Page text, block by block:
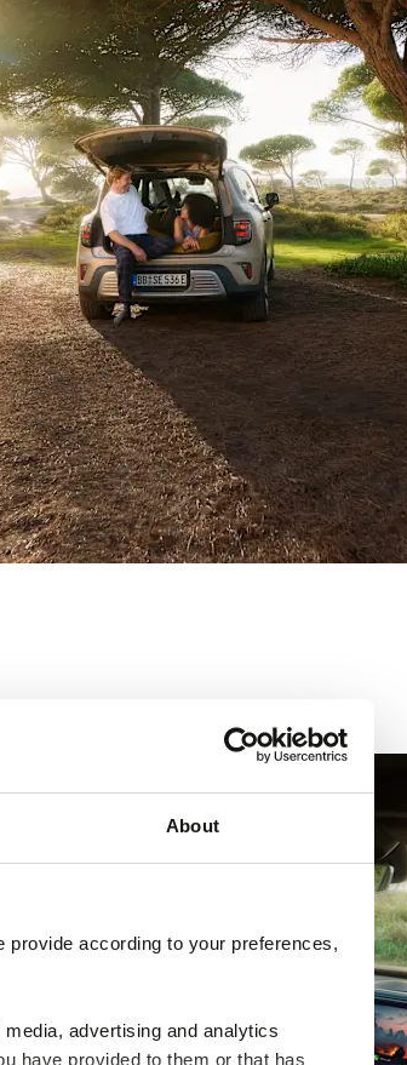
About
provide according to your preferences,
advertising and analytics
have provided to them or that has